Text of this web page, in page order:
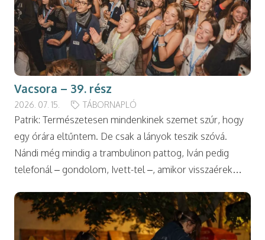
Vacsora – 39. rész
2026. 07. 15. TÁBORNAPLÓ
Patrik: Természetesen mindenkinek szemet szúr, hogy
egy órára eltűntem. De csak a lányok teszik szóvá.
Nándi még mindig a trambulinon pattog, Iván pedig
telefonál – gondolom, Ivett-tel –, amikor visszaérek…